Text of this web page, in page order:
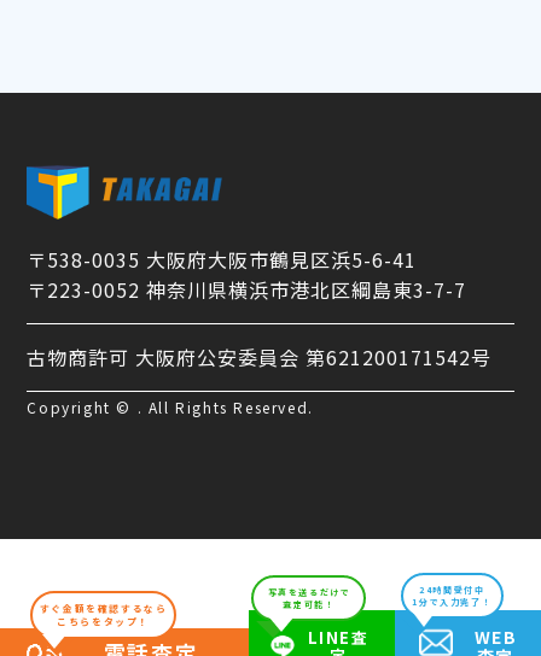
〒538-0035 大阪府大阪市鶴見区浜5-6-41
〒223-0052 神奈川県横浜市港北区綱島東3-7-7
古物商許可 大阪府公安委員会 第621200171542号
Copyright © . All Rights Reserved.
すぐ金額を確認するなら
こちらをタップ！
写真を送るだけで
査定可能！
LINE査
24時間受付中
1分で入力完了！
WEB